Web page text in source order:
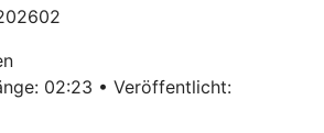
02:23 • Veröffentlicht: